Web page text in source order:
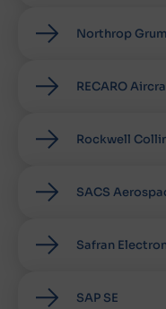
Northrop
RECARO
Rockwell
SACS
Safran
SAP SE